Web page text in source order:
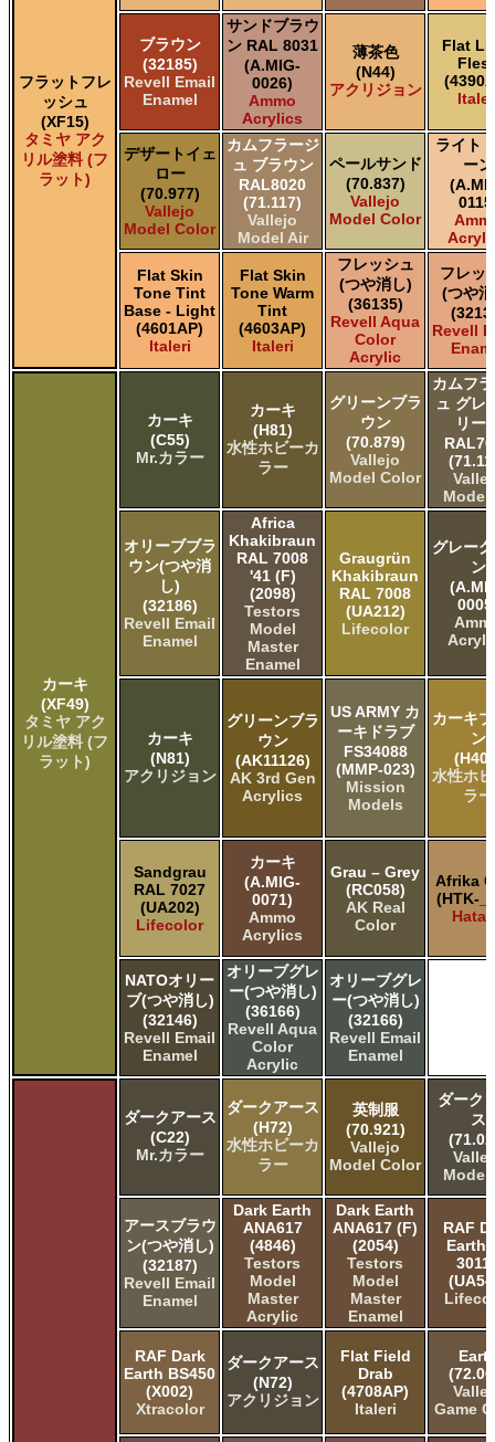
フラットフレ
ッシュ
(XF15)
タミヤ アク
リル塗料 (フ
ラット)
ブラウン
(32185)
Revell Email
Enamel
サンドブラウ
ン RAL 8031
(A.MIG-
0026)
Ammo
Acrylics
薄茶色
(N44)
アクリジョン
Flat
デザートイェ
ロー
(70.977)
Vallejo
Model Color
カムフラージ
ュ ブラウン
RAL8020
(71.117)
Vallejo
Model Air
ペールサンド
(70.837)
Vallejo
Model Color
ライト
ーン
Flat Skin
Tone Tint
Base - Light
(4601AP)
Italeri
Flat Skin
Tone Warm
Tint
(4603AP)
Italeri
フレッシュ
(つや消し)
(36135)
Revell Aqua
Color
Acrylic
フレッ
(つや
Revell
カーキ
(XF49)
タミヤ アク
リル塗料 (フ
ラット)
カーキ
(C55)
Mr.カラー
カーキ
(H81)
水性ホビーカ
ラー
グリーンブラ
ウン
(70.879)
Vallejo
Model Color
カムフ
ュ グレ
リー
Model
オリーブブラ
ウン(つや消
し)
(32186)
Revell Email
Enamel
Africa
Khakibraun
RAL 7008
'41 (F)
(2098)
Testors
Model
Master
Enamel
Graugrün
Khakibraun
RAL 7008
(UA212)
Lifecolor
グレー
ン
カーキ
(N81)
アクリジョン
グリーンブラ
ウン
(AK11126)
AK 3rd Gen
Acrylics
US ARMY カ
ーキドラブ
FS34088
(MMP-023)
Mission
Models
カーキ
ン
水性ホ
ラー
Sandgrau
RAL 7027
(UA202)
Lifecolor
カーキ
(A.MIG-
0071)
Ammo
Acrylics
Grau – Grey
(RC058)
AK Real
Color
Afrika
(HTK-
NATOオリー
ブ(つや消し)
(32146)
Revell Email
Enamel
オリーブグレ
ー(つや消し)
(36166)
Revell Aqua
Color
Acrylic
オリーブグレ
ー(つや消し)
(32166)
Revell Email
Enamel
ダークアース
(C22)
Mr.カラー
ダークアース
(H72)
水性ホビーカ
ラー
英制服
(70.921)
Vallejo
Model Color
ダーク
ス
Model
アースブラウ
ン(つや消し)
(32187)
Revell Email
Enamel
Dark Earth
ANA617
(4846)
Testors
Model
Master
Acrylic
Dark Earth
ANA617 (F)
(2054)
Testors
Model
Master
Enamel
RAF
Earth
RAF Dark
Earth BS450
(X002)
Xtracolor
ダークアース
(N72)
アクリジョン
Flat Field
Drab
(4708AP)
Italeri
Game